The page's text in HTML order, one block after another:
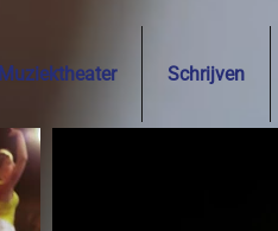
Muziektheater Schrijven